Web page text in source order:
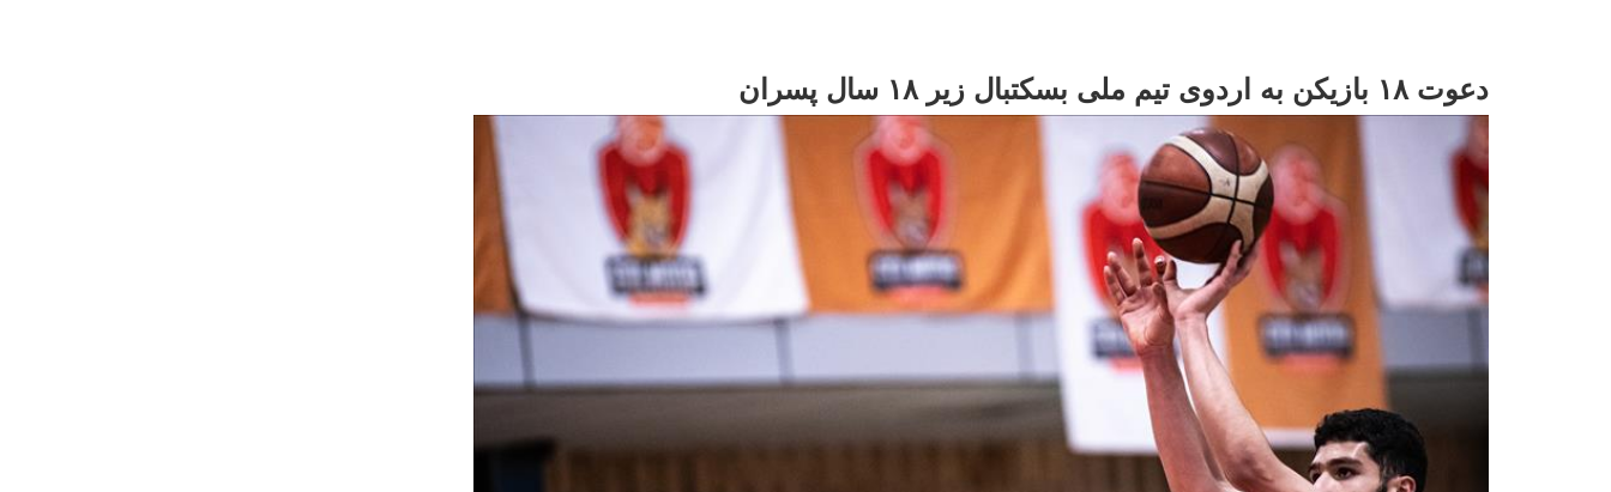
دعوت ۱۸ بازیکن به اردوی تیم ملی بسکتبال زیر ۱۸ سال پسران